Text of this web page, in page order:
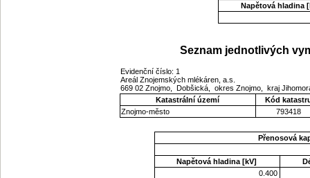
Napětová hladina
Seznam jednotlivých
Evidenční číslo: 1
Areál Znojemských mlékáren, a.s.
669 02 Znojmo, Dobšická, okres Znojmo, kraj
Katastrální území
Kód
Znojmo-město
793418
Přenosová
Napětová hladina [kV]
0.400